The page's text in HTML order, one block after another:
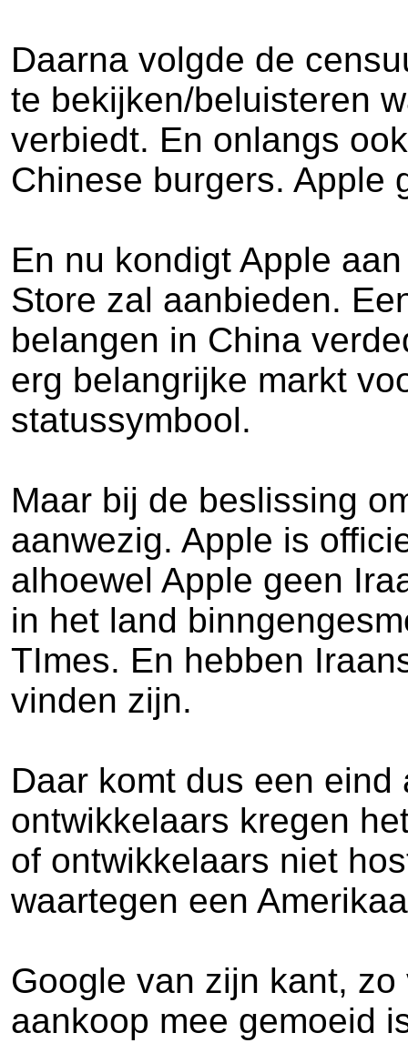
Daarna volgde de
te bekijken/beluisteren
verbiedt. En onlangs
Chinese burgers. Apple
En nu kondigt Apple
Store zal aanbieden.
belangen in China
erg belangrijke markt
statussymbool.
Maar bij de beslissing
aanwezig. Apple is
alhoewel Apple geen
in het land
TImes. En hebben
vinden zijn.
Daar komt dus een
ontwikkelaars kregen
of ontwikkelaars niet
waartegen een
Google van zijn kant,
aankoop mee gemoeid